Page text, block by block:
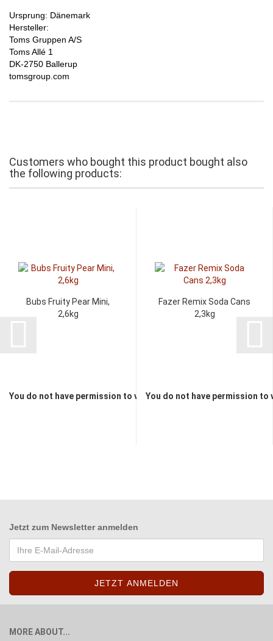
Ursprung: Dänemark
Hersteller:
Toms Gruppen A/S
Toms Allé 1
DK-2750 Ballerup
tomsgroup.com
Customers who bought this product bought also
the following products:
Bubs Fruity Pear Mini,
2,6kg
You do not have permission to view the prices
Fazer Remix Soda Cans
2,3kg
You do not have permission to
Jetzt zum Newsletter anmelden
MORE ABOUT...